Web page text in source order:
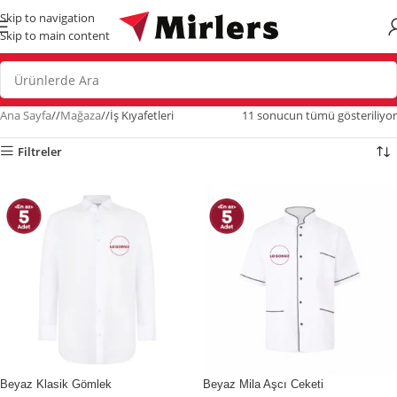
Skip to navigation
Skip to main content
Ana Sayfa/ Mağaza/ İş Kıyafetleri 11 sonucun tümü gösteriliyor
Filtreler
İndirim
Beyaz Klasik Gömlek İndirim
Beyaz Mila Aşcı Ceketi